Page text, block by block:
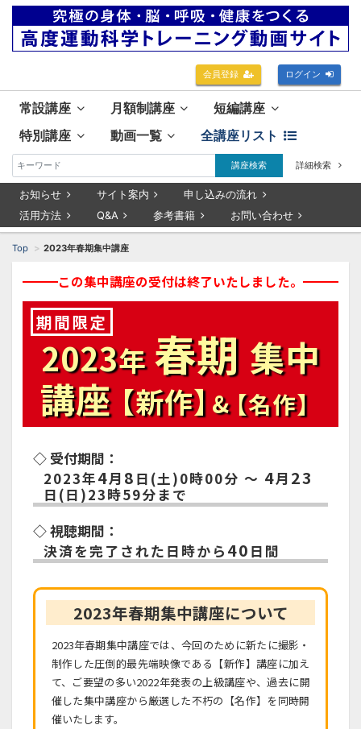
会員登録 ログイン
常設講座 月額制講座
短編講座
特別講座
動画一覧 全講座リスト
講座検索 詳細検索
お知らせ サイト案内
申し込みの流れ
活用方法
Q&A 参考書籍 お問い合わせ
Top 2023年春期集中講座
この集中講座の受付は終了いたしました。
期間限定
2023年春期 集中
講座【新作】&【名作】
◇ 受付期間：
2023年4月 8 日(土)0時00分 ～ 4月 23
日(日)23時59分まで
◇ 視聴期間：
決済を完了された日時から 40 日間
2023年春期集中講座について
2023年春期集中講座では、今回のために新たに撮影・
制作した圧倒的最先端映像である【新作】講座に加え
て、ご要望の多い2022年発表の上級講座や、過去に開
催した集中講座から厳選した不朽の【名作】を同時開
催いたします。